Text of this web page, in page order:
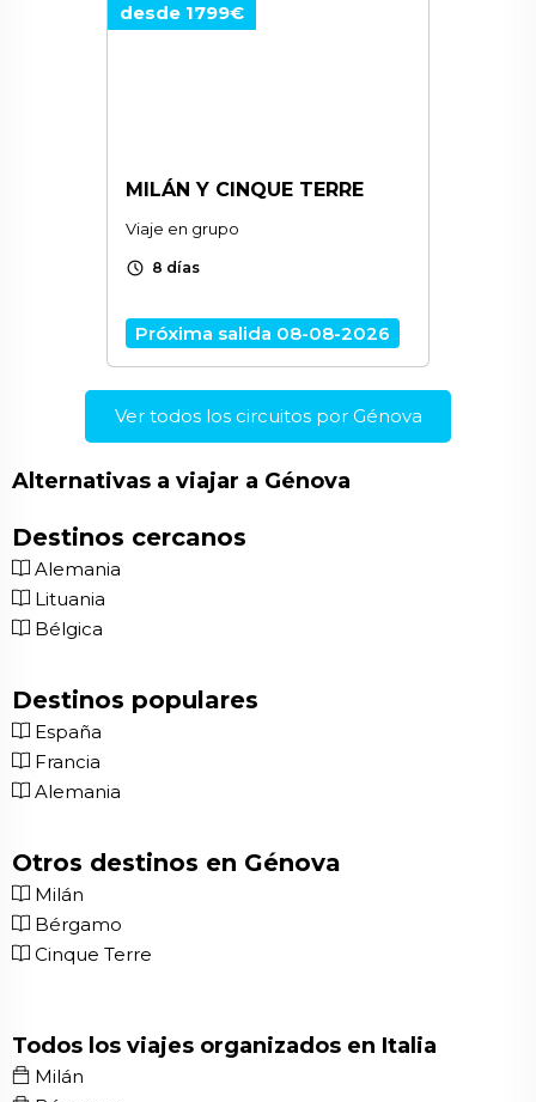
desde 1799€
MILÁN Y CINQUE TERRE
Viaje en grupo
schedule 8 días
Próxima salida 08-08-2026
Ver todos los circuitos por Génova
Alternativas a viajar a Génova
Destinos cercanos
Alemania
Lituania
Bélgica
Destinos populares
España
Francia
Alemania
Otros destinos en Génova
Milán
Bérgamo
Cinque Terre
Todos los viajes organizados en Italia
Milán